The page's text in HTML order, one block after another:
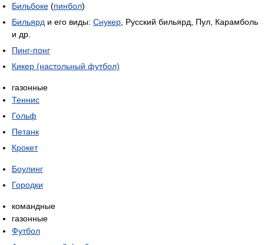
Бильбоке (пинбол)
Бильярд и его виды: Снукер , Русский бильярд, Пул, Карамболь
и др.
Пинг-понг
Кикер (настольный футбол)
газонные
Теннис
Гольф
Петанк
Крокет
Боулинг
Городки
командные
газонные
Футбол